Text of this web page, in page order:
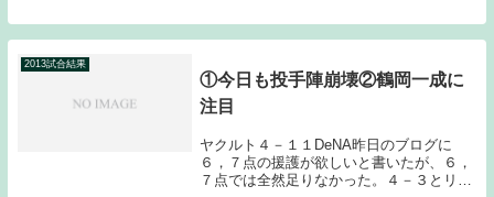
は昨日の予想とほぼ同じだったのだが、キ
ャッチャーは相川ではなく中村が８番で起
2013試合結果
①今日も投手陣崩壊②鶴岡一成に
注目
ヤクルト４－１１DeNA昨日のブログに
６，７点の援護が欲しいと書いたが、６，
７点では全然足りなかった。４－３とリー